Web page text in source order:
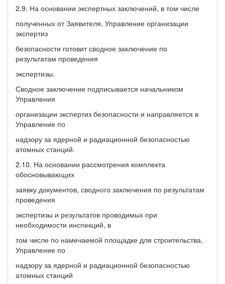
2.9. На основании экспертных заключений, в том числе
полученных от Заявителя, Управление организации
экспертиз
безопасности готовит сводное заключение по
результатам проведения
экспертизы.
Сводное заключение подписывается начальником
Управления
организации экспертиз безопасности и направляется в
Управление по
надзору за ядерной и радиационной безопасностью
атомных станций.
2.10. На основании рассмотрения комплекта
обосновывающих
заявку документов, сводного заключения по результатам
проведения
экспертизы и результатов проводимых при
необходимости инспекций, в
том числе по намечаемой площадке для строительства,
Управление по
надзору за ядерной и радиационной безопасностью
атомных станций